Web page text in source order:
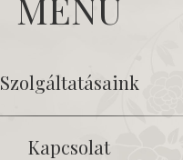
Szolgáltatásaink
Kapcsolat